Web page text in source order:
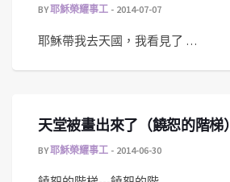
BY耶穌榮耀事工 2014-07-07
耶穌帶我去天國，我看見了 …
天堂被畫出來了（饒恕的階梯）
BY耶穌榮耀事工 2014-06-30